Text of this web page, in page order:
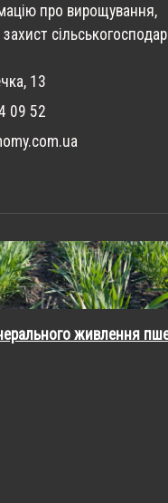
про вирощування,
13
09 52
живлення